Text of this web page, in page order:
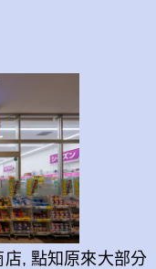
店, 點知原來大部分